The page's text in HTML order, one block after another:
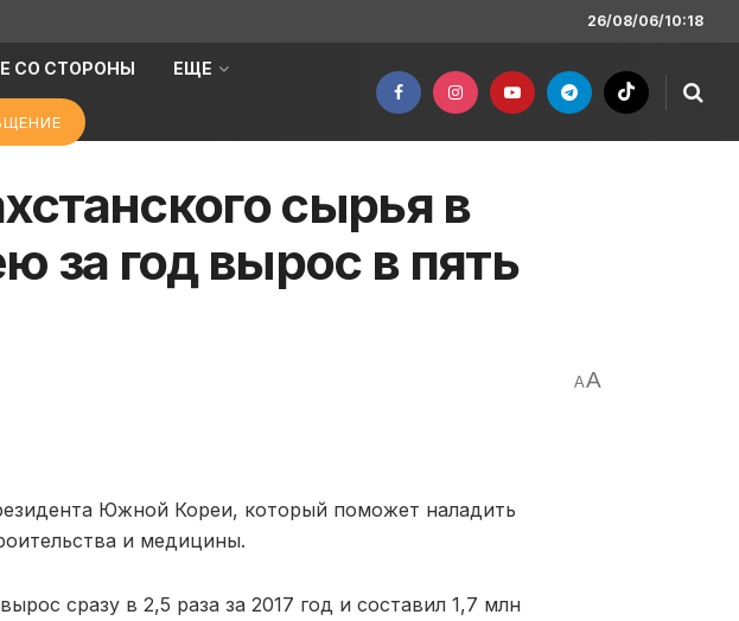
26/08/06/10:18
СО СТОРОНЫ ЕЩЕ
сырья в
год вырос в пять
AA
Южной Кореи, который поможет наладить
и медицины.
сразу в 2,5 раза за 2017 год и составил 1,7 млн